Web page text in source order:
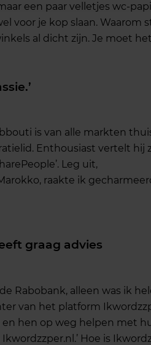
een paar velletjes wc-
voor je kop slaan. Waarom
al dicht zijn. Je moet het
is van alle markten
Enthousiast vertelt hij
Leg uit,
raakte ik
graag advies
Rabobank, alleen was ik
van het platform
hen op weg helpen met
Hoe is